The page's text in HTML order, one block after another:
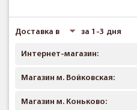
Доставка в за 1-3 дня
Интернет-магазин:
Магазин м. Войковская:
Магазин м. Коньково: